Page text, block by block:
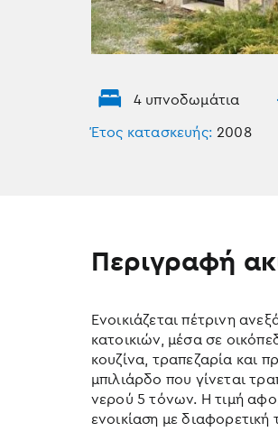
4 υπνοδωμάτια
Έτος κατασκευής: 2008
Περιγραφή
Ενοικιάζεται πέτρινη
κατοικιών, μέσα σε
κουζίνα, τραπεζαρία και
μπιλιάρδο που γίνεται
νερού 5 τόνων. Η τιμή
ενοικίαση με διαφορετική